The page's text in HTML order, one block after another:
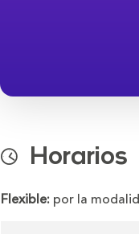
Horarios
Flexible: por la